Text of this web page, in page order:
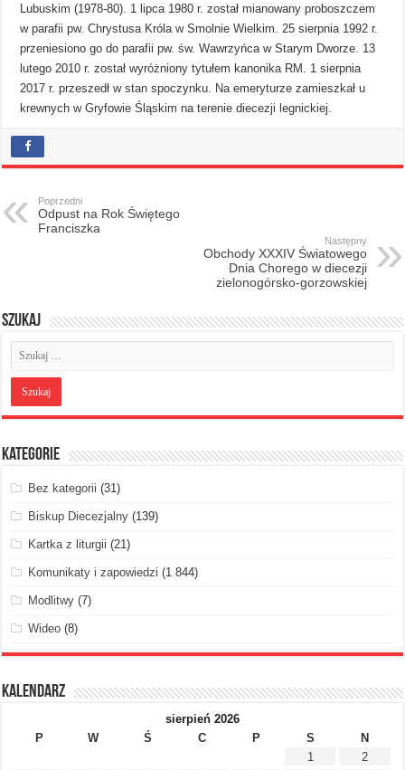
Lubuskim (1978-80). 1 lipca 1980 r. został mianowany proboszczem
w parafii pw. Chrystusa Króla w Smolnie Wielkim. 25 sierpnia 1992 r.
przeniesiono go do parafii pw. św. Wawrzyńca w Starym Dworze. 13
lutego 2010 r. został wyróżniony tytułem kanonika RM. 1 sierpnia
2017 r. przeszedł w stan spoczynku. Na emeryturze zamieszkał u
krewnych w Gryfowie Śląskim na terenie diecezji legnickiej.
Poprzedni
Odpust na Rok Świętego
Franciszka
Następny
Obchody XXXIV Światowego
Dnia Chorego w diecezji
zielonogórsko-gorzowskiej
Szukaj
Kategorie
Bez kategorii (31)
Biskup Diecezjalny (139)
Kartka z liturgii (21)
Komunikaty i zapowiedzi (1 844)
Modlitwy (7)
Wideo (8)
Kalendarz
sierpień 2026
P
W Ś C P S
N
1
2